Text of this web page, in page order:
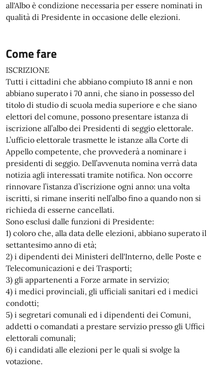
all'Albo è condizione necessaria per essere nominati in
qualità di Presidente in occasione delle elezioni.
Come fare
ISCRIZIONE
Tutti i cittadini che abbiano compiuto 18 anni e non
abbiano superato i 70 anni, che siano in possesso del
titolo di studio di scuola media superiore e che siano
elettori del comune, possono presentare istanza di
iscrizione all’albo dei Presidenti di seggio elettorale.
L’ufficio elettorale trasmette le istanze alla Corte di
Appello competente, che provvederà a nominare i
presidenti di seggio. Dell’avvenuta nomina verrà data
notizia agli interessati tramite notifica. Non occorre
rinnovare l’istanza d’iscrizione ogni anno: una volta
iscritti, si rimane inseriti nell’albo fino a quando non si
richieda di esserne cancellati.
Sono esclusi dalle funzioni di Presidente:
1) coloro che, alla data delle elezioni, abbiano superato il
settantesimo anno di età;
2) i dipendenti dei Ministeri dell'Interno, delle Poste e
Telecomunicazioni e dei Trasporti;
3) gli appartenenti a Forze armate in servizio;
4) i medici provinciali, gli ufficiali sanitari ed i medici
condotti;
5) i segretari comunali ed i dipendenti dei Comuni,
addetti o comandati a prestare servizio presso gli Uffici
elettorali comunali;
6) i candidati alle elezioni per le quali si svolge la
votazione.